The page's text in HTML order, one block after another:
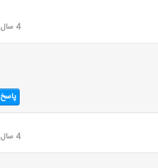
4 سال قبل
پاسخ
4 سال قبل